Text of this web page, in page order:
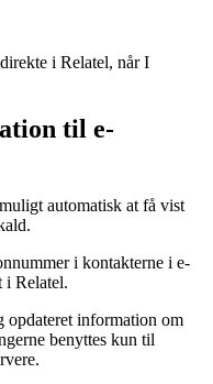
i Relatel, når I
til e-
automatisk at få vist
i kontakterne i e-
i Relatel.
opdateret information om
benyttes kun til